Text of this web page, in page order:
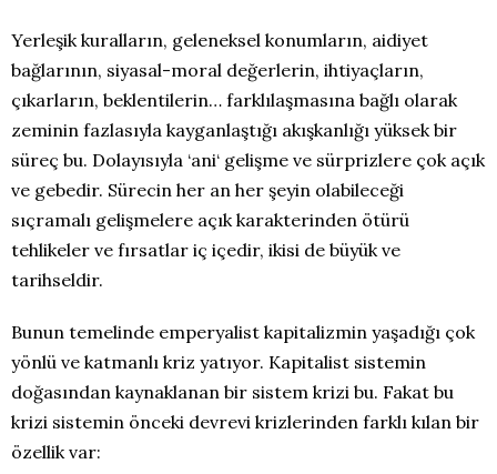
Yerleşik kuralların, geleneksel konumların, aidiyet
bağlarının, siyasal-moral değerlerin, ihtiyaçların,
çıkarların, beklentilerin… farklılaşmasına bağlı olarak
zeminin fazlasıyla kayganlaştığı akışkanlığı yüksek bir
süreç bu. Dolayısıyla ‘ani‘ gelişme ve sürprizlere çok açık
ve gebedir. Sürecin her an her şeyin olabileceği
sıçramalı gelişmelere açık karakterinden ötürü
tehlikeler ve fırsatlar iç içedir, ikisi de büyük ve
tarihseldir.
Bunun temelinde emperyalist kapitalizmin yaşadığı çok
yönlü ve katmanlı kriz yatıyor. Kapitalist sistemin
doğasından kaynaklanan bir sistem krizi bu. Fakat bu
krizi sistemin önceki devrevi krizlerinden farklı kılan bir
özellik var: